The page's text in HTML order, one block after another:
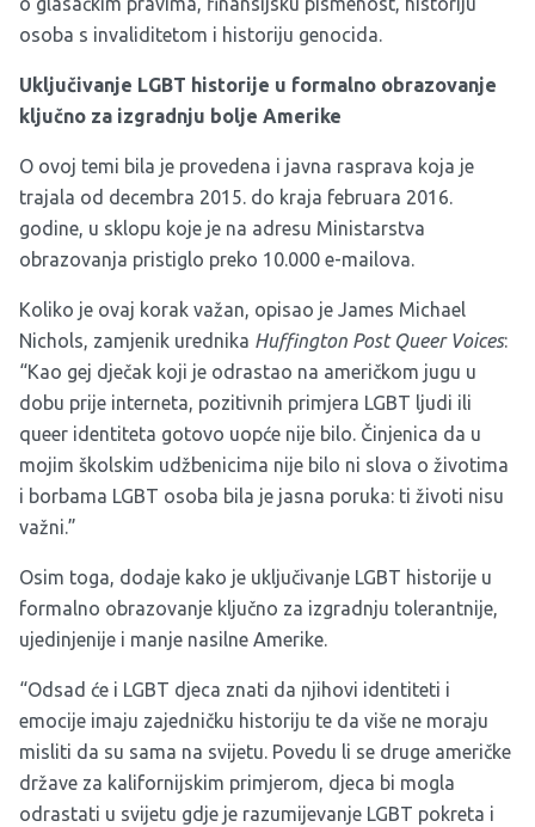
osoba s invaliditetom i historiju genocida.
Uključivanje LGBT historije u formalno obrazovanje
ključno za izgradnju bolje Amerike
O ovoj temi bila je provedena i javna rasprava koja je
trajala od decembra 2015. do kraja februara 2016.
godine, u sklopu koje je na adresu Ministarstva
obrazovanja pristiglo preko 10.000 e-mailova.
Koliko je ovaj korak važan, opisao je James Michael
Nichols, zamjenik urednika Huffington Post Queer Voices:
“Kao gej dječak koji je odrastao na američkom jugu u
dobu prije interneta, pozitivnih primjera LGBT ljudi ili
queer identiteta gotovo uopće nije bilo. Činjenica da u
mojim školskim udžbenicima nije bilo ni slova o životima
i borbama LGBT osoba bila je jasna poruka: ti životi nisu
važni.”
Osim toga, dodaje kako je uključivanje LGBT historije u
formalno obrazovanje ključno za izgradnju tolerantnije,
ujedinjenije i manje nasilne Amerike.
“Odsad će i LGBT djeca znati da njihovi identiteti i
emocije imaju zajedničku historiju te da više ne moraju
misliti da su sama na svijetu. Povedu li se druge američke
države za kalifornijskim primjerom, djeca bi mogla
odrastati u svijetu gdje je razumijevanje LGBT pokreta i